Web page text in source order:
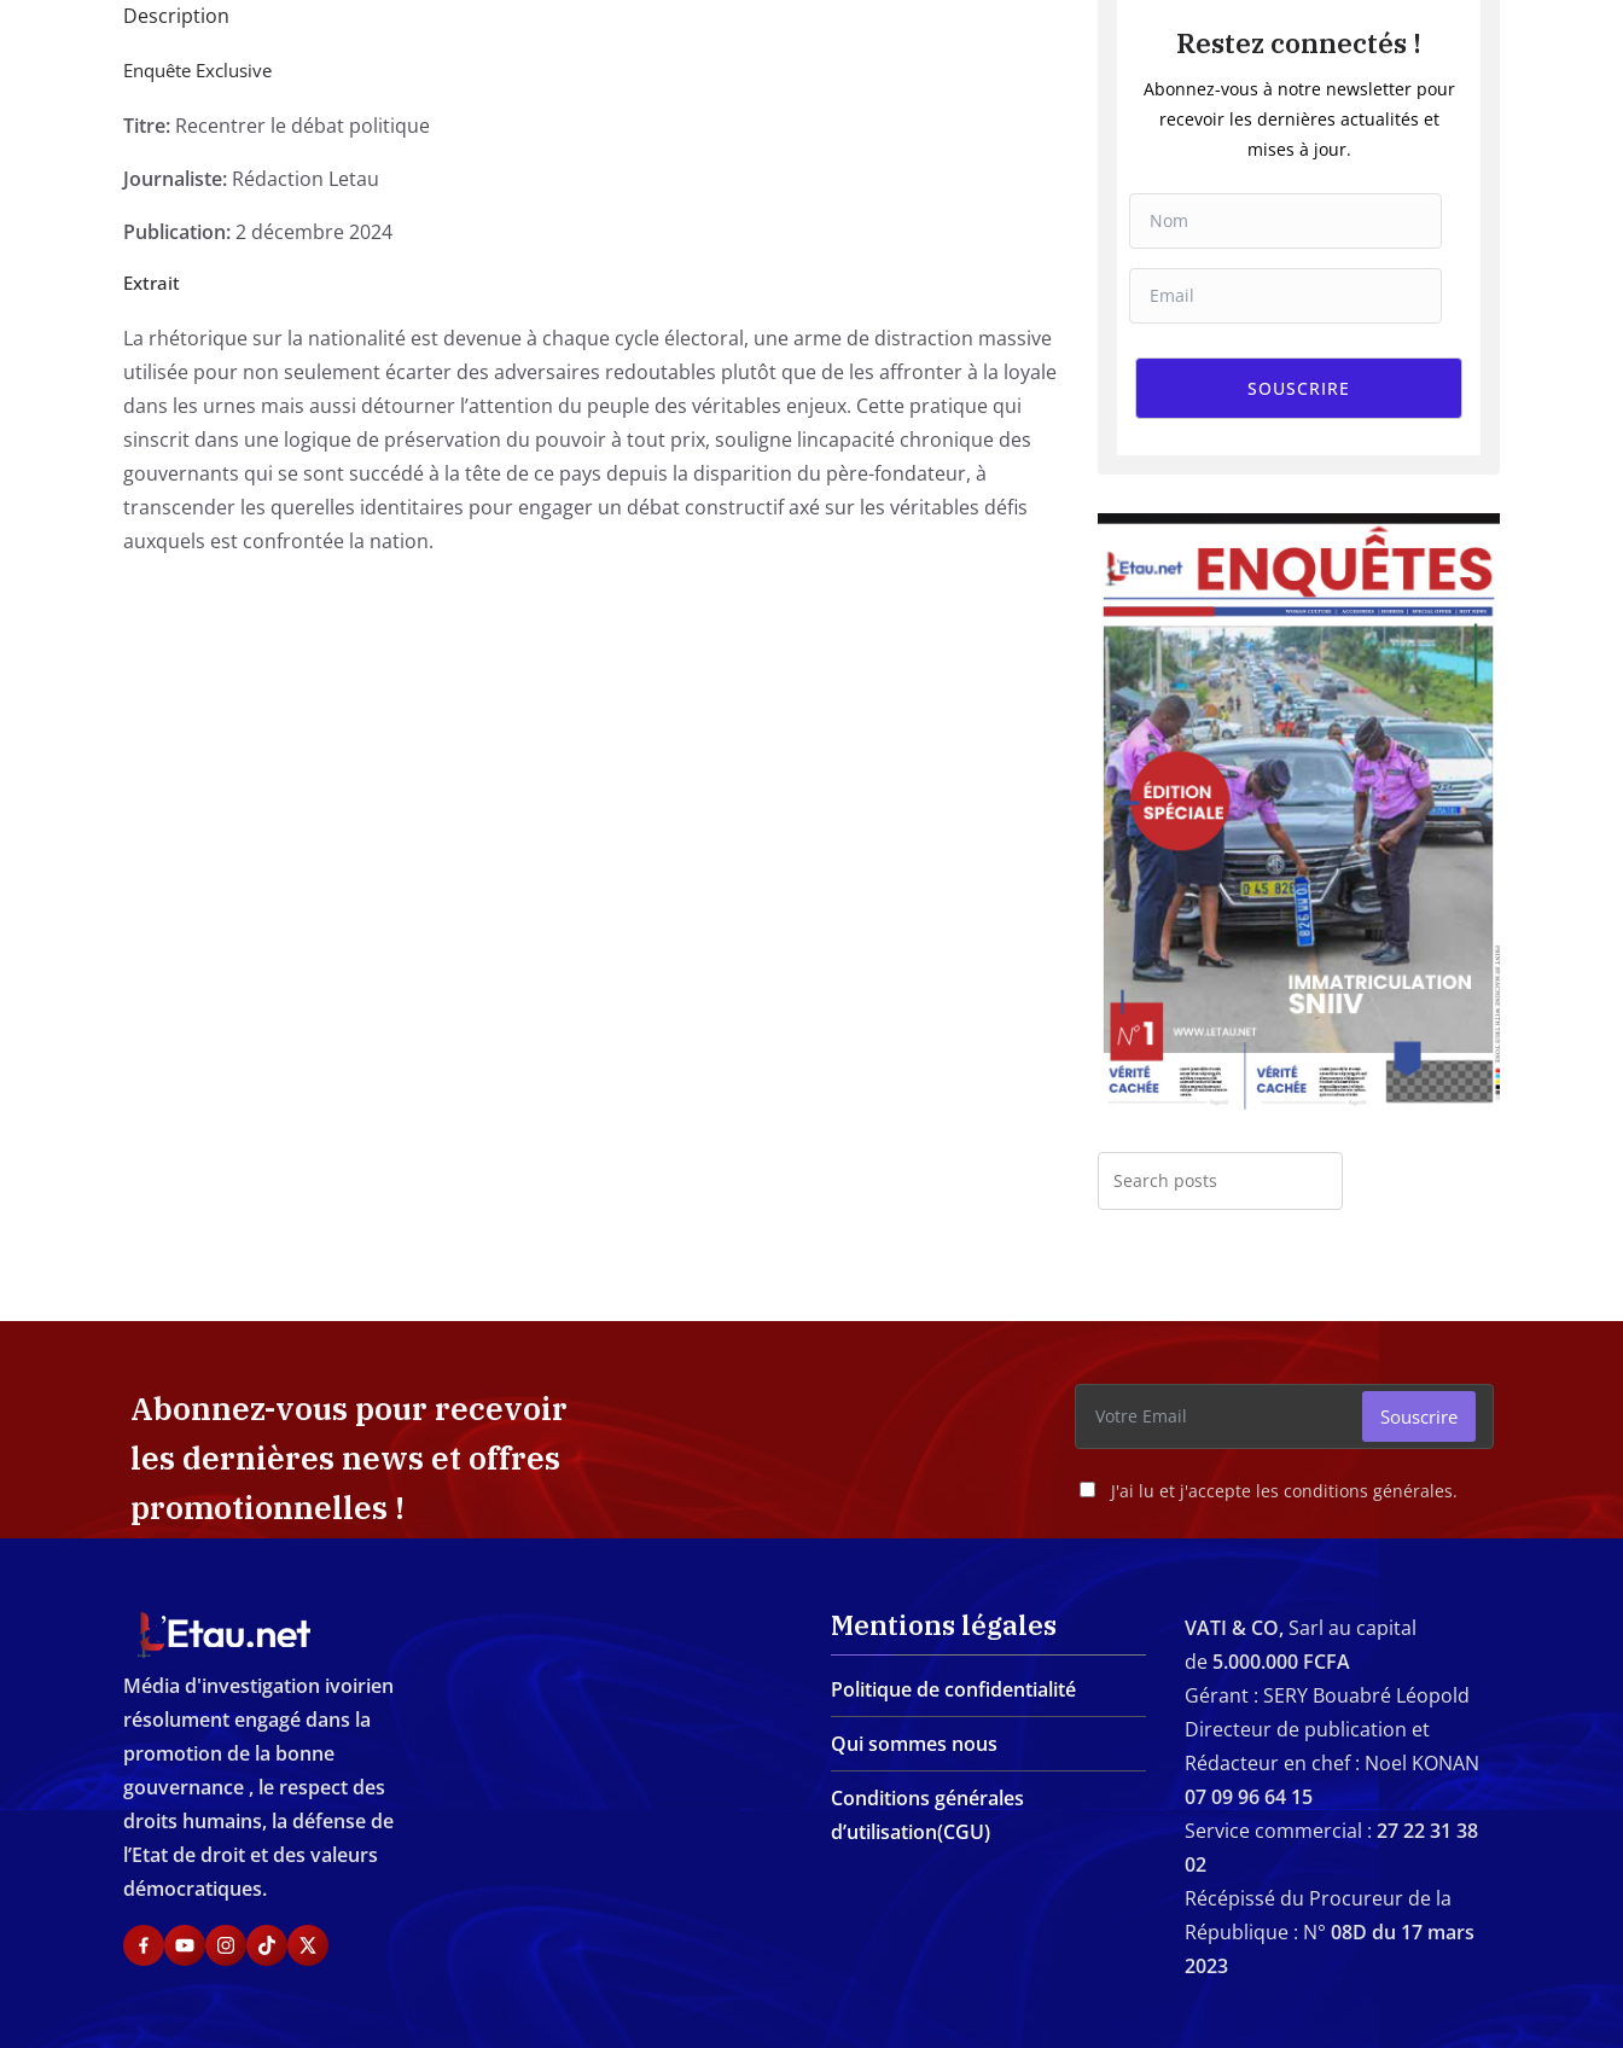
Description
Enquête Exclusive
Titre: Recentrer le débat politique
Journaliste: Rédaction Letau
Publication:2 décembre 2024
Extrait
La rhétorique sur la nationalité est devenue à chaque cycle électoral, une arme de distraction massive
utilisée pour non seulement écarter des adversaires redoutables plutôt que de les affronter à la loyale
dans les urnes mais aussi détourner l’attention du peuple des véritables enjeux. Cette pratique qui
sinscrit dans une logique de préservation du pouvoir à tout prix, souligne lincapacité chronique des
gouvernants qui se sont succédé à la tête de ce pays depuis la disparition du père-fondateur, à
transcender les querelles identitaires pour engager un débat constructif axé sur les véritables défis
auxquels est confrontée la nation.
Restez connectés !
Abonnez-vous à notre newsletter pour
recevoir les dernières actualités et
mises à jour.
SOUSCRIRE
Abonnez-vous pour recevoir
les dernières news et offres
promotionnelles !
J'ai lu et j'accepte les conditions générales.
Souscrire
Média d'investigation ivoirien
résolument engagé dans la
promotion de la bonne
gouvernance , le respect des
droits humains, la défense de
l’Etat de droit et des valeurs
démocratiques.
Mentions légales
Politique de confidentialité
Qui sommes nous
Conditions générales
d’utilisation(CGU)
VATI & CO,Sarl au capital
de 5.000.000 FCFA
Gérant : SERY Bouabré Léopold
Directeur de publication et
Rédacteur en chef : Noel KONAN
07 09 96 64 15
Service commercial : 27 22 31 38
02
Récépissé du Procureur de la
République : N° 08D du 17 mars
2023